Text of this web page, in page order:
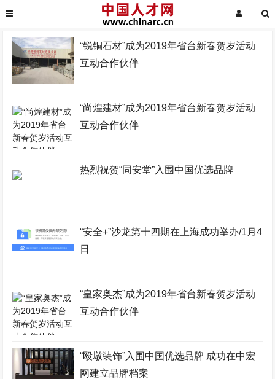
“锐铜石材”成为2019年省台新春贺岁活动
互动合作伙伴
“尚煌建材”成为2019年省台新春贺岁活动
互动合作伙伴
热烈祝贺“同安堂”入围中国优选品牌
“安全+”沙龙第十四期在上海成功举办/1月4
日
“皇家奥杰”成为2019年省台新春贺岁活动
互动合作伙伴
“殴墩装饰”入围中国优选品牌 成功在中宏
网建立品牌档案